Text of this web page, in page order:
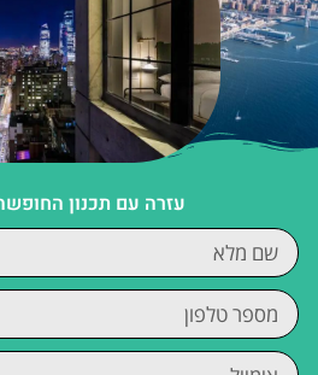
עזרה עם תכנון